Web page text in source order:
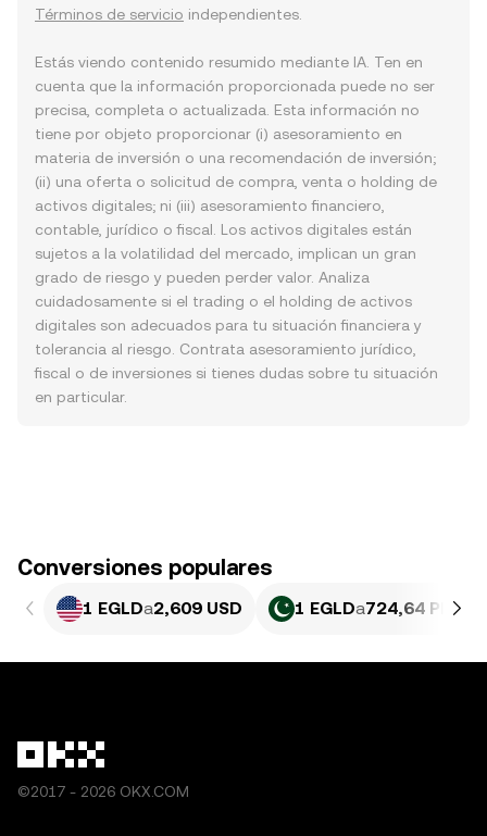
Términos de servicio independientes.
Estás viendo contenido resumido mediante IA. Ten en
cuenta que la información proporcionada puede no ser
precisa, completa o actualizada. Esta información no
tiene por objeto proporcionar (i) asesoramiento en
materia de inversión o una recomendación de inversión;
(ii) una oferta o solicitud de compra, venta o holding de
activos digitales; ni (iii) asesoramiento financiero,
contable, jurídico o fiscal. Los activos digitales están
sujetos a la volatilidad del mercado, implican un gran
grado de riesgo y pueden perder valor. Analiza
cuidadosamente si el trading o el holding de activos
digitales son adecuados para tu situación financiera y
tolerancia al riesgo. Contrata asesoramiento jurídico,
fiscal o de inversiones si tienes dudas sobre tu situación
en particular.
Conversiones populares
1 EGLDa2,609 USD 1 EGLDa724,64 PKR
©2017 - 2026 OKX.COM